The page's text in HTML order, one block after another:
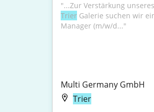
"...Zur Verstärkung
Trier Galerie suchen wir
Manager (m/w/d..."
Multi Germany GmbH
Trier